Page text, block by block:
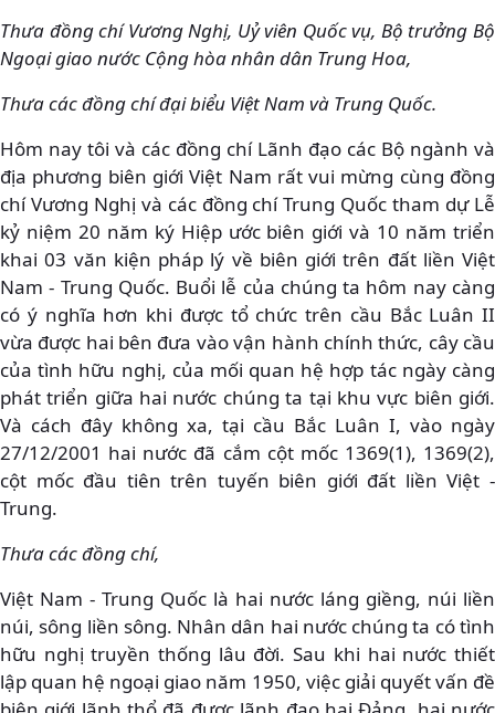
Thưa đồng chí Vương Nghị, Uỷ viên Quốc vụ, Bộ trưởng Bộ
Ngoại giao nước Cộng hòa nhân dân Trung Hoa,
Thưa các đồng chí đại biểu Việt Nam và Trung Quốc.
Hôm nay tôi và các đồng chí Lãnh đạo các Bộ ngành và
địa phương biên giới Việt Nam rất vui mừng cùng đồng
chí Vương Nghị và các đồng chí Trung Quốc tham dự Lễ
kỷ niệm 20 năm ký Hiệp ước biên giới và 10 năm triển
khai 03 văn kiện pháp lý về biên giới trên đất liền Việt
Nam - Trung Quốc. Buổi lễ của chúng ta hôm nay càng
có ý nghĩa hơn khi được tổ chức trên cầu Bắc Luân II
vừa được hai bên đưa vào vận hành chính thức, cây cầu
của tình hữu nghị, của mối quan hệ hợp tác ngày càng
phát triển giữa hai nước chúng ta tại khu vực biên giới.
Và cách đây không xa, tại cầu Bắc Luân I, vào ngày
27/12/2001 hai nước đã cắm cột mốc 1369(1), 1369(2),
cột mốc đầu tiên trên tuyến biên giới đất liền Việt -
Trung.
Thưa các đồng chí,
Việt Nam - Trung Quốc là hai nước láng giềng, núi liền
núi, sông liền sông. Nhân dân hai nước chúng ta có tình
hữu nghị truyền thống lâu đời. Sau khi hai nước thiết
lập quan hệ ngoại giao năm 1950, việc giải quyết vấn đề